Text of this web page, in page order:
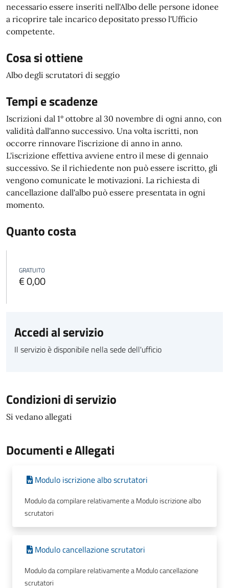
necessario essere inseriti nell'Albo delle persone idonee
a ricoprire tale incarico depositato presso l'Ufficio
competente.
Cosa si ottiene
Albo degli scrutatori di seggio
Tempi e scadenze
Iscrizioni dal 1° ottobre al 30 novembre di ogni anno, con
validità dall'anno successivo. Una volta iscritti, non
occorre rinnovare l'iscrizione di anno in anno.
L'iscrizione effettiva avviene entro il mese di gennaio
successivo. Se il richiedente non può essere iscritto, gli
vengono comunicate le motivazioni. La richiesta di
cancellazione dall'albo può essere presentata in ogni
momento.
Quanto costa
GRATUITO
€ 0,00
Accedi al servizio
Il servizio è disponibile nella sede dell'ufficio
Condizioni di servizio
Si vedano allegati
Documenti e Allegati
Modulo iscrizione albo scrutatori
Modulo da compilare relativamente a Modulo iscrizione albo
scrutatori
Modulo cancellazione scrutatori
Modulo da compilare relativamente a Modulo cancellazione
scrutatori